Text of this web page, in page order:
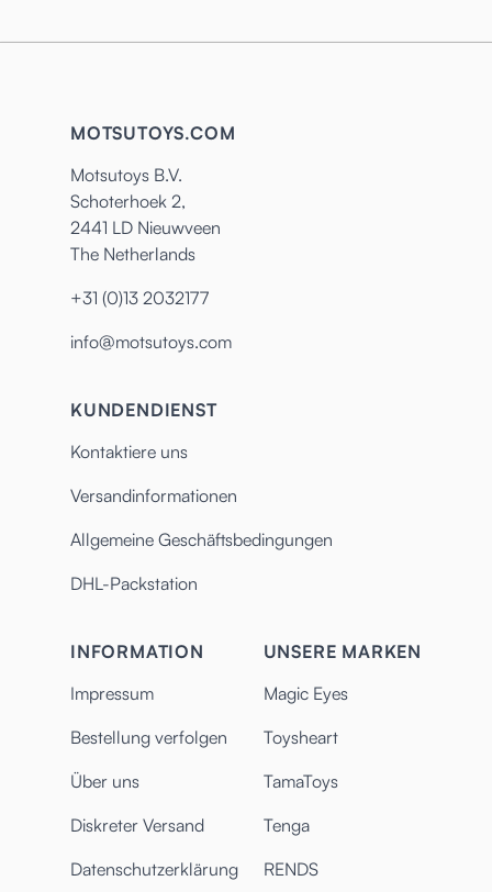
MOTSUTOYS.COM
Motsutoys B.V.
Schoterhoek 2,
2441 LD Nieuwveen
The Netherlands
+31 (0)13 2032177
info@motsutoys.com
KUNDENDIENST
Kontaktiere uns
Versandinformationen
Allgemeine Geschäftsbedingungen
DHL-Packstation
INFORMATION
Impressum
Bestellung verfolgen
Über uns
Diskreter Versand
Datenschutzerklärung
UNSERE MARKEN
Magic Eyes
Toysheart
TamaToys
Tenga
RENDS